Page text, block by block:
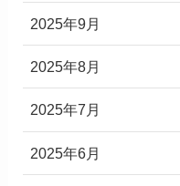
2025年9月
2025年8月
2025年7月
2025年6月